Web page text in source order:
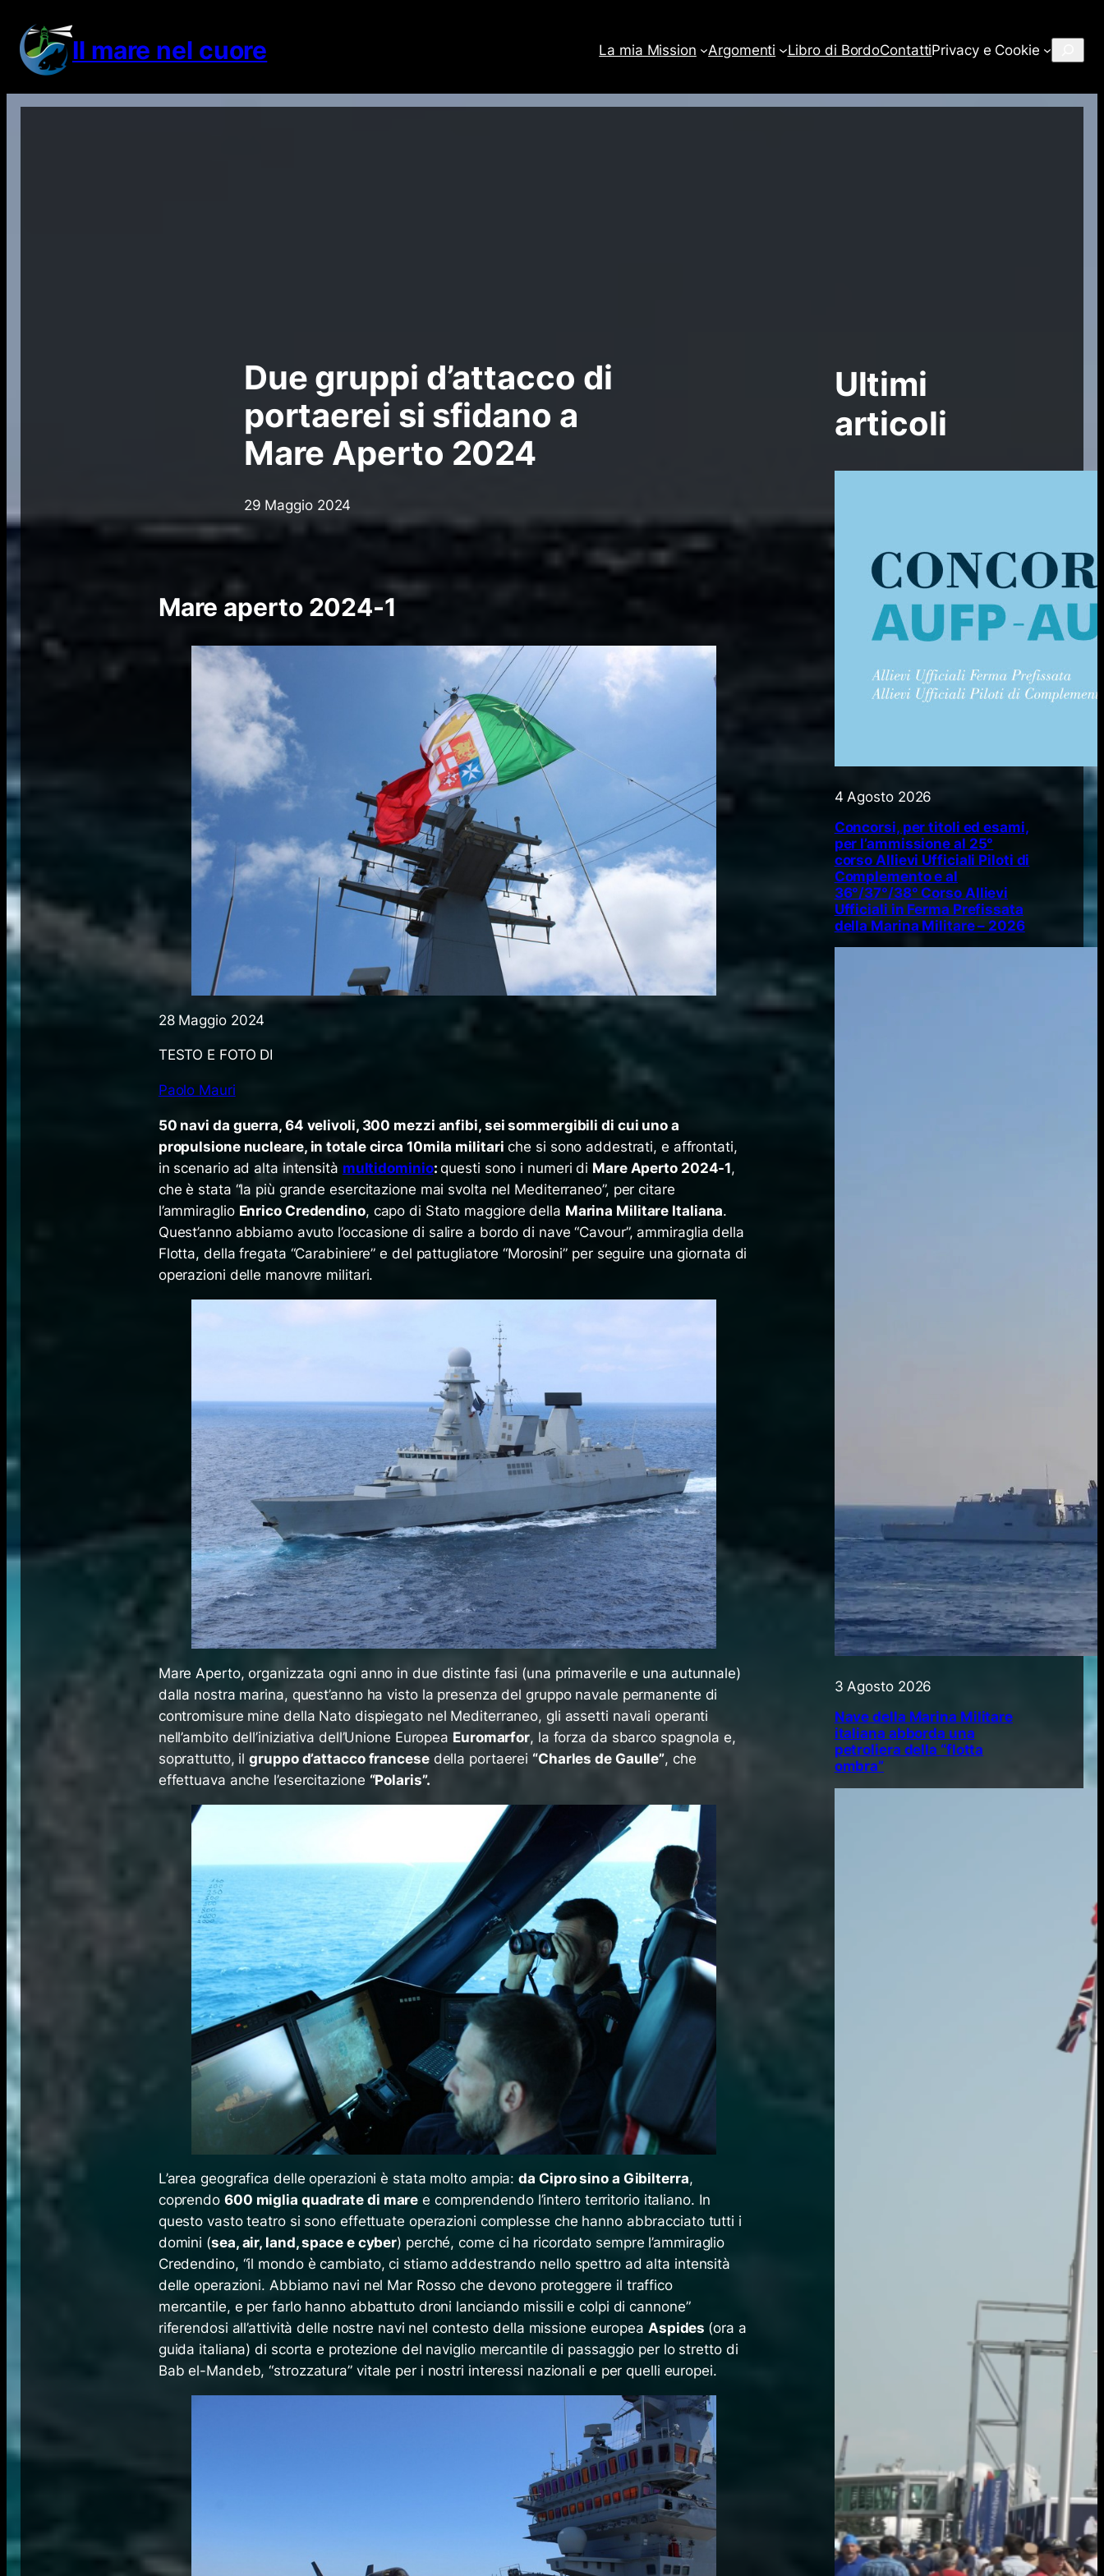
contenuto Il mare nel cuore La mia Mission Argomenti Libro di BordoContattiPrivacy e Cookie
Due gruppi d’attacco di
portaerei si sfidano a
Mare Aperto 2024
29 Maggio 2024
Mare aperto 2024-1
28 Maggio 2024
TESTO E FOTO DI
Paolo Mauri
50 navi da guerra, 64 velivoli, 300 mezzi anfibi, sei sommergibili di cui uno a
propulsione nucleare, in totale circa 10mila militari che si sono addestrati, e affrontati,
in scenario ad alta intensità multidominio:questi sono i numeri di Mare Aperto 2024-1,
che è stata “la più grande esercitazione mai svolta nel Mediterraneo”, per citare
l’ammiraglio Enrico Credendino, capo di Stato maggiore della Marina Militare Italiana.
Quest’anno abbiamo avuto l’occasione di salire a bordo di nave “Cavour”, ammiraglia della
Flotta, della fregata “Carabiniere” e del pattugliatore “Morosini” per seguire una giornata di
operazioni delle manovre militari.
Mare Aperto, organizzata ogni anno in due distinte fasi (una primaverile e una autunnale)
dalla nostra marina, quest’anno ha visto la presenza del gruppo navale permanente di
contromisure mine della Nato dispiegato nel Mediterraneo, gli assetti navali operanti
nell’ambito dell’iniziativa dell’Unione Europea Euromarfor, la forza da sbarco spagnola e,
soprattutto, ilgruppo d’attacco francesedella portaerei “Charles de Gaulle”, che
effettuava anche l’esercitazione “Polaris”.
L’area geografica delle operazioni è stata molto ampia:da Cipro sino a Gibilterra,
coprendo 600 miglia quadrate di mare e comprendendo l’intero territorio italiano. In
questo vasto teatro si sono effettuate operazioni complesse che hanno abbracciato tutti i
domini (sea, air, land, space ecyber) perché, come ci ha ricordato sempre l’ammiraglio
Credendino, “il mondo è cambiato, ci stiamo addestrando nello spettro ad alta intensità
delle operazioni. Abbiamo navi nel Mar Rosso che devono proteggere il traffico
mercantile, e per farlo hanno abbattuto droni lanciando missili e colpi di cannone”
riferendosi all’attività delle nostre navi nel contesto della missione europea Aspides (ora a
guida italiana) di scorta e protezione del naviglio mercantile di passaggio per lo stretto di
Bab el-Mandeb, “strozzatura” vitale per i nostri interessi nazionali e per quelli europei.
Ultimi
articoli
4 Agosto 2026
Concorsi, per titoli ed esami,
per l’ammissione al 25°
corso Allievi Ufficiali Piloti di
Complemento e al
36°/37°/38° Corso Allievi
Ufficiali in Ferma Prefissata
della Marina Militare – 2026
3 Agosto 2026
Nave della Marina Militare
italiana abborda una
petroliera della “flotta
ombra”